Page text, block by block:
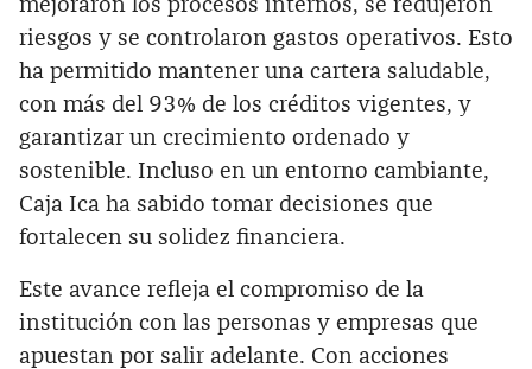
mejoraron los procesos internos, se redujeron
riesgos y se controlaron gastos operativos. Esto
ha permitido mantener una cartera saludable,
con más del 93% de los créditos vigentes, y
garantizar un crecimiento ordenado y
sostenible. Incluso en un entorno cambiante,
Caja Ica ha sabido tomar decisiones que
fortalecen su solidez financiera.
Este avance refleja el compromiso de la
institución con las personas y empresas que
apuestan por salir adelante. Con acciones